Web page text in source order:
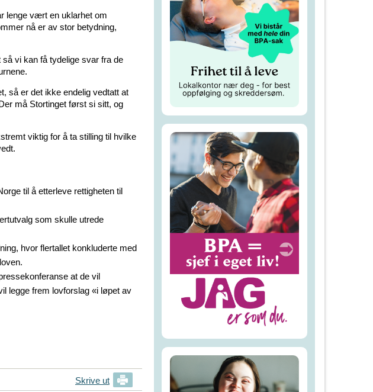
lenge vært en uklarhet om
nå er av stor betydning,
vi kan få tydelige svar fra de
så er det ikke endelig vedtatt at
må Stortinget først si sitt, og
viktig for å ta stilling til hvilke
til å etterleve rettigheten til
som skulle utrede
hvor flertallet konkluderte med
at de vil
legge frem lovforslag «i løpet av
Skrive ut